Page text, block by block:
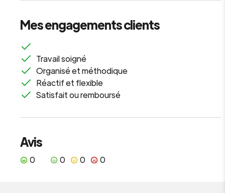
Mes engagements clients
Travail soigné
Organisé et méthodique
Réactif et flexible
Satisfait ou remboursé
Avis
0 0 0 0